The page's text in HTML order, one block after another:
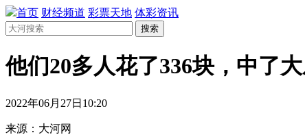
首页 财经频道 彩票天地 体彩资讯
搜索
他们20多人花了336块，中了
2022年06月27日10:20
来源：大河网